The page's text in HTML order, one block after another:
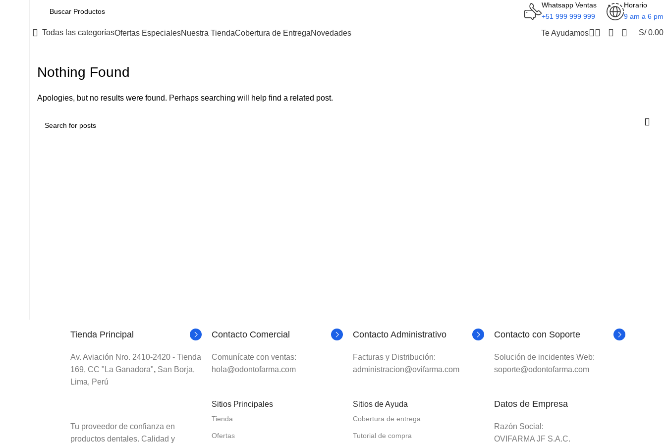
Whatsapp Ventas
+51 999 999 999
Horario
9 am a 6 pm
Todas las categoríasOfertas EspecialesNuestra TiendaCobertura de EntregaNovedades Te Ayudamos S/0.00
Nothing Found
Apologies, but no results were found. Perhaps searching will help find a related post.
Tienda Principal
Av. Aviación Nro. 2410-2420 - Tienda
169, CC "La Ganadora", San Borja,
Lima, Perú
Contacto Comercial
Comunícate con ventas:
hola@odontofarma.com
Contacto Administrativo
Facturas y Distribución:
administracion@ovifarma.com
Contacto con Soporte
Solución de incidentes Web:
soporte@odontofarma.com
Tu proveedor de confianza en
productos dentales. Calidad y
Sitios Principales
Tienda
Ofertas
Sitios de Ayuda
Cobertura de entrega
Tutorial de compra
Datos de Empresa
Razón Social:
OVIFARMA JF S.A.C.